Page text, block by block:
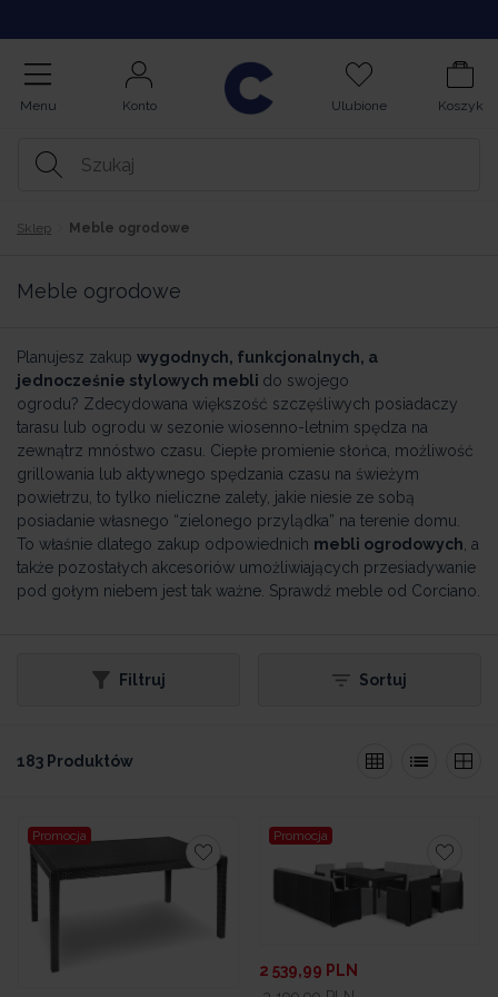
Menu Konto Ulubione Koszyk
Sklep Meble ogrodowe
Meble ogrodowe
Planujesz zakup wygodnych, funkcjonalnych, a
jednocześnie stylowych mebli do swojego
ogrodu? Zdecydowana większość szczęśliwych posiadaczy
tarasu lub ogrodu w sezonie wiosenno-letnim spędza na
zewnątrz mnóstwo czasu. Ciepłe promienie słońca, możliwość
grillowania lub aktywnego spędzania czasu na świeżym
powietrzu, to tylko nieliczne zalety, jakie niesie ze sobą
posiadanie własnego “zielonego przylądka” na terenie domu.
To właśnie dlatego zakup odpowiednich mebli ogrodowych , a
także pozostałych akcesoriów umożliwiających przesiadywanie
pod gołym niebem jest tak ważne. Sprawdź meble od Corciano.
Filtruj Sortuj
183 Produktów
Promocja Promocja
2 539,99 PLN